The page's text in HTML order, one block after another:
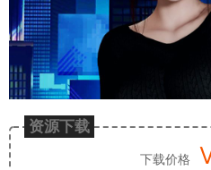
资源下载
下载价格